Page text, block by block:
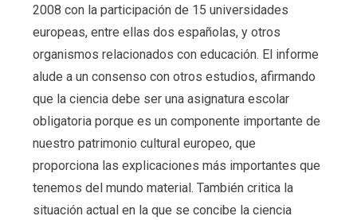
2008 con la participación de 15 universidades
europeas, entre ellas dos españolas, y otros
organismos relacionados con educación. El informe
alude a un consenso con otros estudios, afirmando
que la ciencia debe ser una asignatura escolar
obligatoria porque es un componente importante de
nuestro patrimonio cultural europeo, que
proporciona las explicaciones más importantes que
tenemos del mundo material. También critica la
situación actual en la que se concibe la ciencia